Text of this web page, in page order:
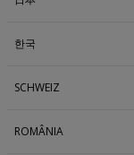
한국
SCHWEIZ
ROMÂNIA